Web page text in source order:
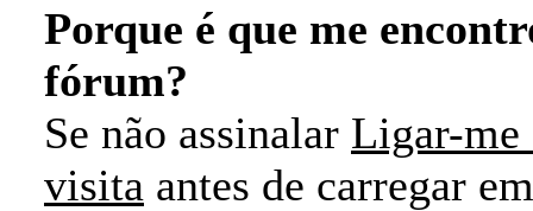
Porque é que me
fórum?
Se não assinalar Ligar-me
visita antes de carregar